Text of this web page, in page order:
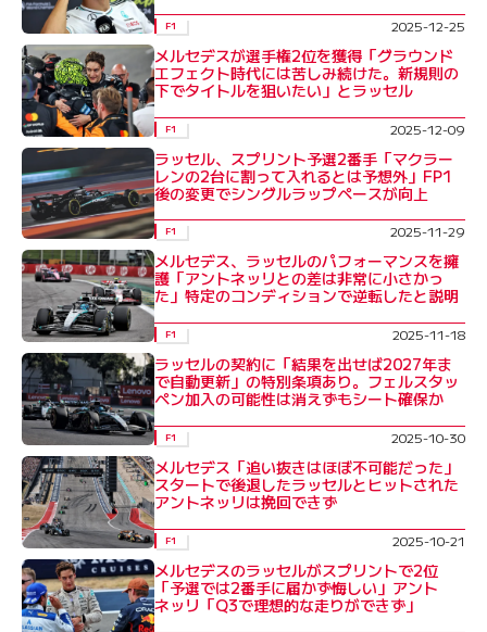
F1 2025-12-25
メルセデスが選手権2位を獲得「グラウンド
エフェクト時代には苦しみ続けた。新規則の
下でタイトルを狙いたい」とラッセル
F1 2025-12-09
ラッセル、スプリント予選2番手「マクラー
レンの2台に割って入れるとは予想外」FP1
後の変更でシングルラップペースが向上
F1 2025-11-29
メルセデス、ラッセルのパフォーマンスを擁
護「アントネッリとの差は非常に小さかっ
た」特定のコンディションで逆転したと説明
F1 2025-11-18
ラッセルの契約に「結果を出せば2027年ま
で自動更新」の特別条項あり。フェルスタッ
ペン加入の可能性は消えずもシート確保か
F1 2025-10-30
メルセデス「追い抜きはほぼ不可能だった」
スタートで後退したラッセルとヒットされた
アントネッリは挽回できず
F1 2025-10-21
メルセデスのラッセルがスプリントで2位
「予選では2番手に届かず悔しい」アント
ネッリ「Q3で理想的な走りができず」